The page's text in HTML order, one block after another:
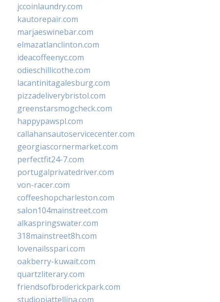
jccoinlaundry.com
kautorepair.com
marjaeswinebar.com
elmazatlanclinton.com
ideacoffeenyc.com
odieschillicothe.com
lacantinitagalesburg.com
pizzadeliverybristol.com
greenstarsmogcheck.com
happypawspl.com
callahansautoservicecenter.com
georgiascornermarket.com
perfectfit24-7.com
portugalprivatedriver.com
von-racer.com
coffeeshopcharleston.com
salon104mainstreet.com
alkaspringswater.com
318mainstreet8h.com
lovenailsspari.com
oakberry-kuwait.com
quartzliterary.com
friendsofbroderickpark.com
studiopiattellina.com